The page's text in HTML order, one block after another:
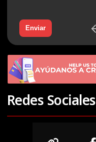
Redes Sociales